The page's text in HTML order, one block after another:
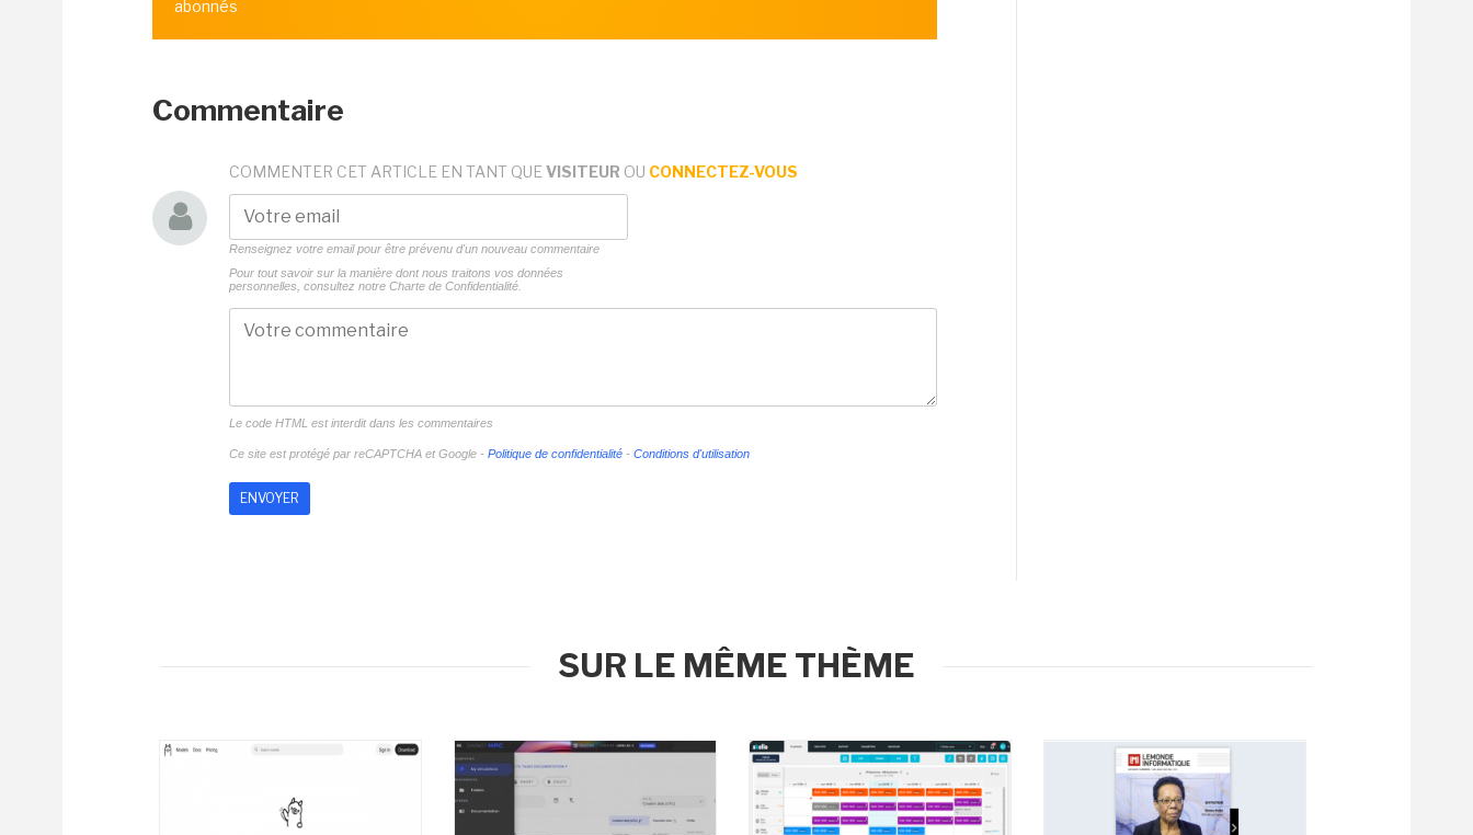
abonnés
Commentaire
COMMENTER CET ARTICLE EN TANT QUE VISITEUR OU CONNECTEZ-VOUS
Renseignez votre email pour être prévenu d'un nouveau commentaire
Pour tout savoir sur la manière dont nous traitons vos données
personnelles, consultez notre Charte de Confidentialité.
Le code HTML est interdit dans les commentaires
Ce site est protégé par reCAPTCHA et Google - Politique de confidentialité - Conditions d'utilisation
SUR LE MÊME THÈME